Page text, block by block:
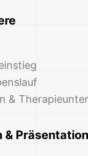
&
& Präsentation